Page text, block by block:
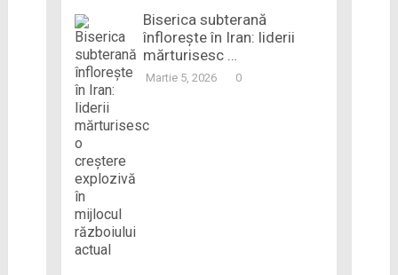
Biserica subterană
înflorește în Iran: liderii
mărturisesc …
Martie 5, 2026 0